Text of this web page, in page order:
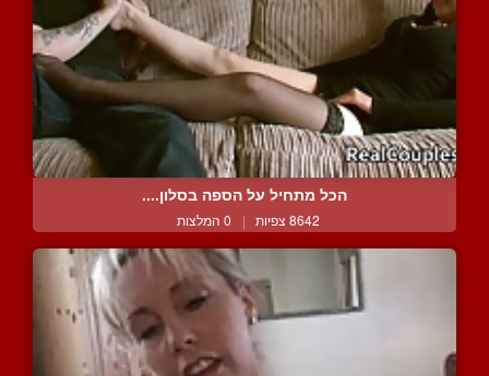
הכל מתחיל על הספה בסלון....
8642 צפיות | 0 המלצות